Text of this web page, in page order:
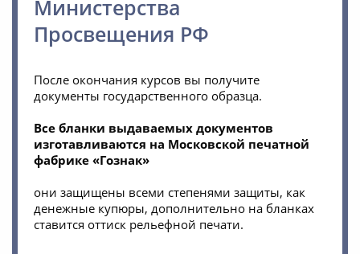
Министерства
Просвещения РФ
После окончания курсов вы получите
документы государственного образца.
Все бланки выдаваемых документов
изготавливаются на Московской печатной
фабрике «Гознак»
они защищены всеми степенями защиты, как
денежные купюры, дополнительно на бланках
ставится оттиск рельефной печати.